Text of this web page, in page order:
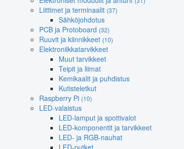
Liittimet ja terminaalit (37)
Sähköjohdotus
PCB ja Protoboard (32)
Ruuvit ja kiinnikkeet (10)
Elektroniikkatarvikkeet
Muut tarvikkeet
Teipit ja liimat
Kemikaalit ja puhdistus
Kutisteletkut
Raspberry Pi (10)
LED-valaistus
LED-lamput ja spottivalot
LED-komponentit ja tarvikkeet
LED- ja RGB-nauhat